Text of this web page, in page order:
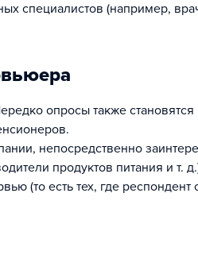
специалистов (например,
опросы также становятся
непосредственно
продуктов питания и т.
(то есть тех, где респондент